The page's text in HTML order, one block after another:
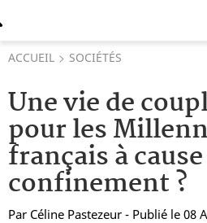
ACCUEIL SOCIÉTÉS
Une vie de
pour les
français à
confinement ?
Par Céline Pastezeur - Publié le 08